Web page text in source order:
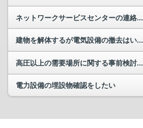
ネットワークサービスセンターの連絡...
建物を解体するが電気設備の撤去はい...
高圧以上の需要場所に関する事前検討...
電力設備の埋設物確認をしたい